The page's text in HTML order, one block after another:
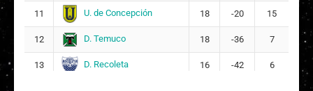
11 U. de Concepción 18 -20 15
12 D. Temuco 18 -36 7
13 D. Recoleta 16 -42 6